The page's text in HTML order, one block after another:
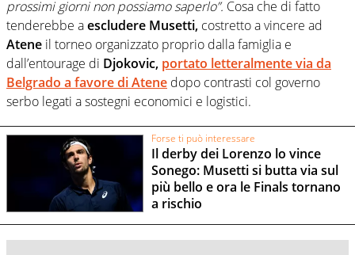
prossimi giorni non possiamo saperlo”. Cosa che di fatto
tenderebbe aescludere Musetti, costretto a vincere ad
Atene il torneo organizzato proprio dalla famiglia e
dall’entourage di Djokovic, portato letteralmente via da
Belgrado a favore di Atene dopo contrasti col governo
serbo legati a sostegni economici e logistici.
Forse ti può interessare
Il derby dei Lorenzo lo vince
Sonego: Musetti si butta via sul
più bello e ora le Finals tornano
a rischio